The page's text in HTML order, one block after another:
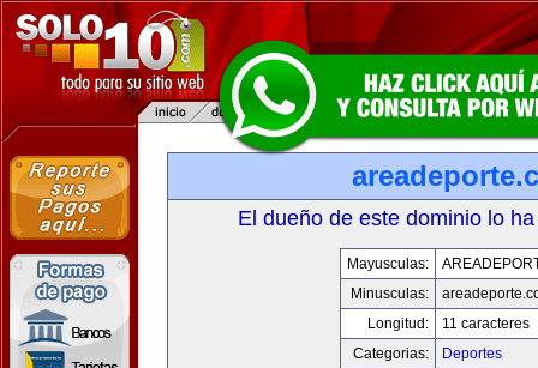
El dueño de este dominio lo
Mayusculas:
Minusculas:
Longitud:
11 caracteres
Categorias:
Deportes